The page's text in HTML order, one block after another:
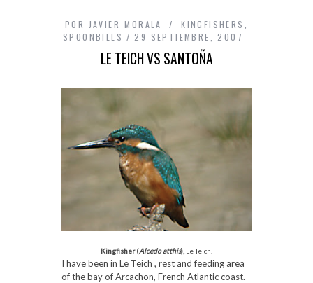
POR JAVIER_MORALA KINGFISHERS
SPOONBILLS
29 SEPTIEMBRE, 2007
LE TEICH VS SANTOÑA
Kingfisher (Alcedo atthis), Le Teich.
I have been in Le Teich , rest and feeding area
of the bay of Arcachon, French Atlantic coast.